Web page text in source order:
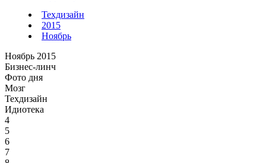
Техдизайн
2015
Ноябрь
Ноябрь 2015
Бизнес-линч
Фото дня
Мозг
Техдизайн
Идиотека
4
5
6
7